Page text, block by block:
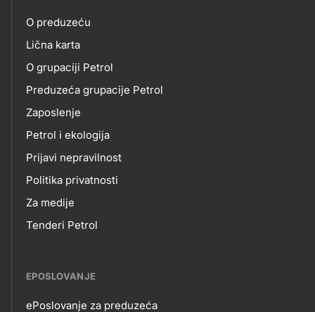
skupno.footer-
title???
O
NAMA
O preduzeću
Lična karta
O grupaciji Petrol
Preduzeća grupacije Petrol
Zaposlenje
Petrol i ekologija
Prijavi nepravilnost
Politika privatnosti
Za medije
Tenderi Petrol
EPOSLOVANJE
ePoslovanje za preduzeća